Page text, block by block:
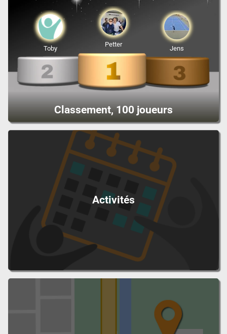
Classement, 100 joueurs
Petter
Toby Jens
Activités